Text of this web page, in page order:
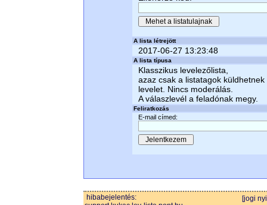
A lista létrejött
2017-06-27 13:23:48
A lista típusa
Klasszikus levelezőlista,
azaz csak a listatagok küldhetnek
levelet. Nincs moderálás.
A válaszlevél a feladónak megy.
Feliratkozás
E-mail címed:
hibabejelentés:
[jogi